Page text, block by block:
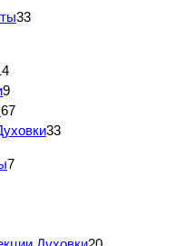
33
9
67
33
7